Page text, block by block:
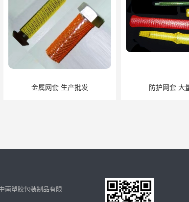
批发 防护网套 大量现货
南塑胶包装制品有限